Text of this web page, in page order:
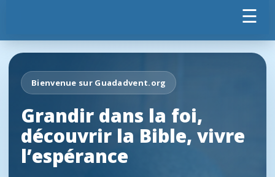
☰
Bienvenue sur Guadadvent.org
Grandir dans la foi,
découvrir la Bible, vivre
l’espérance